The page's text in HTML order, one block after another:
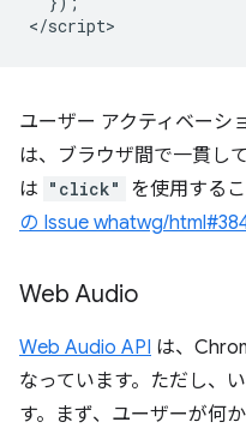
ユーザー アクティベーシ
は、ブラウザ間で一貫し
は "click" を使用する
の Issue whatwg/
Web Audio
Web Audio API は、
なっています。ただし、
す。まず、ユーザーが何